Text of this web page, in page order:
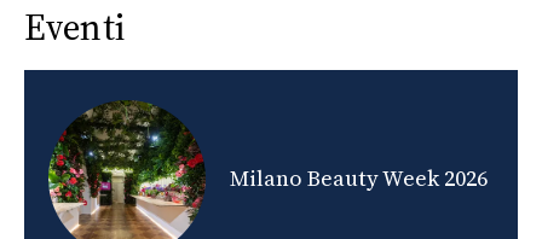
Eventi
Milano Beauty Week 2026